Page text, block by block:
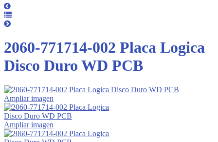
2060-771714-002 Placa Logica
Disco Duro WD PCB
Ampliar imagen
Ampliar imagen